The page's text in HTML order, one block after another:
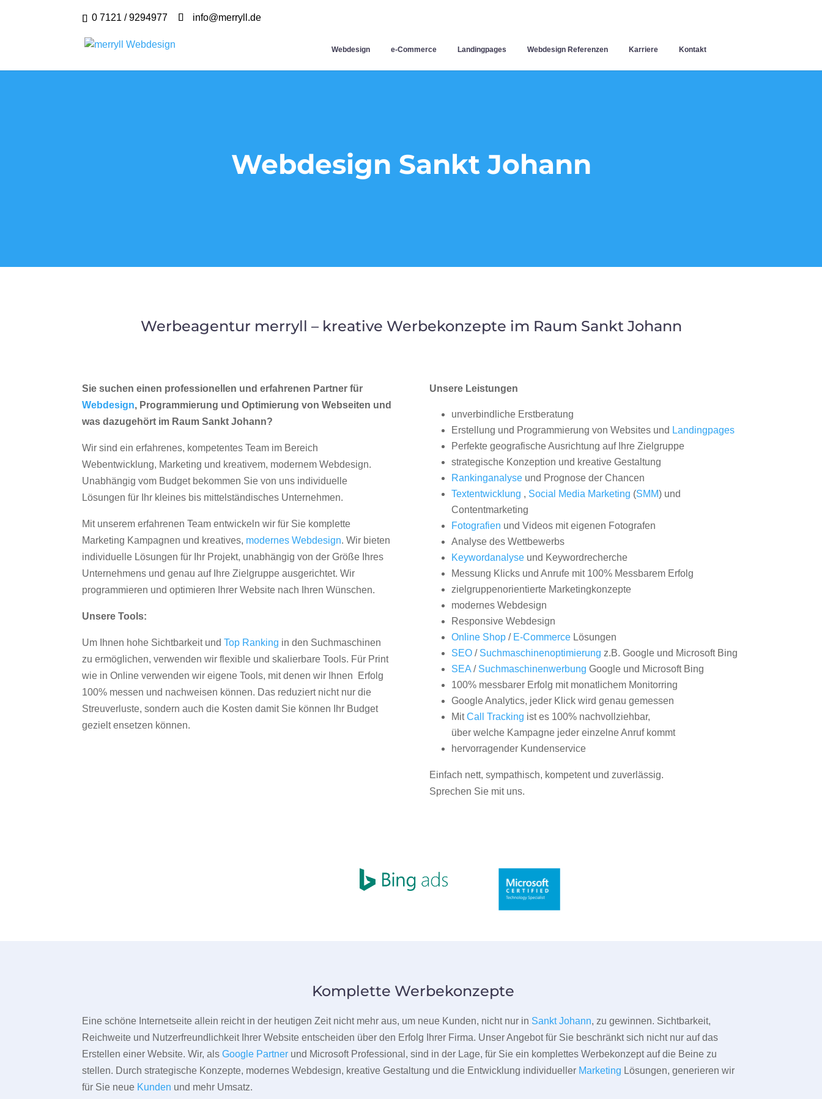
0 7121 / 9294977 info@merryll.de
Webdesign e-Commerce Landingpages Webdesign Referenzen Karriere Kontakt
Webdesign Sankt Johann
Werbeagentur merryll – kreative Werbekonzepte im Raum Sankt Johann
Sie suchen einen professionellen und erfahrenen Partner für
Webdesign, Programmierung und Optimierung von Webseiten und
was dazugehört im Raum Sankt Johann?
Wir sind ein erfahrenes, kompetentes Team im Bereich
Webentwicklung, Marketing und kreativem, modernem Webdesign.
Unabhängig vom Budget bekommen Sie von uns individuelle
Lösungen für Ihr kleines bis mittelständisches Unternehmen.
Mit unserem erfahrenen Team entwickeln wir für Sie komplette
Marketing Kampagnen und kreatives, modernes Webdesign. Wir bieten
individuelle Lösungen für Ihr Projekt, unabhängig von der Größe Ihres
Unternehmens und genau auf Ihre Zielgruppe ausgerichtet. Wir
programmieren und optimieren Ihrer Website nach Ihren Wünschen.
Unsere Tools:
Um Ihnen hohe Sichtbarkeit undTop Ranking in den Suchmaschinen
zu ermöglichen, verwenden wir flexible und skalierbare Tools. Für Print
wie in Online verwenden wir eigene Tools, mit denen wir Ihnen Erfolg
100% messen und nachweisen können. Das reduziert nicht nur die
Streuverluste, sondern auch die Kosten damit Sie können Ihr Budget
gezielt ensetzen können.
Unsere Leistungen
unverbindliche Erstberatung
Erstellung und Programmierung von Websites und Landingpages
Perfekte geografische Ausrichtung auf Ihre Zielgruppe
strategische Konzeption und kreative Gestaltung
Rankinganalyseund Prognose der Chancen
Textentwicklung , Social Media Marketing (SMM) und
Contentmarketing
Fotografien und Videos mit eigenen Fotografen
Analyse des Wettbewerbs
Keywordanalyseund Keywordrecherche
Messung Klicks und Anrufe mit 100% Messbarem Erfolg
zielgruppenorientierte Marketingkonzepte
modernes Webdesign
Responsive Webdesign
Online Shop/ E-CommerceLösungen
SEO/ Suchmaschinenoptimierung z.B. Google und Microsoft Bing
SEA/ Suchmaschinenwerbung Google und Microsoft Bing
100% messbarer Erfolg mit monatlichem Monitorring
Google Analytics, jeder Klick wird genau gemessen
MitCall Tracking ist es 100% nachvollziehbar,
über welche Kampagne jeder einzelne Anruf kommt
hervorragender Kundenservice
Einfach nett, sympathisch, kompetent und zuverlässig.
Sprechen Sie mit uns.
Komplette Werbekonzepte
Eine schöne Internetseite allein reicht in der heutigen Zeit nicht mehr aus, um neue Kunden, nicht nur in Sankt Johann, zu gewinnen. Sichtbarkeit,
Reichweite und Nutzerfreundlichkeit Ihrer Website entscheiden über den Erfolg Ihrer Firma. Unser Angebot für Sie beschränkt sich nicht nur auf das
Erstellen einer Website. Wir, alsGoogle Partner und Microsoft Professional, sind in der Lage, für Sie ein komplettes Werbekonzept auf die Beine zu
stellen. Durch strategische Konzepte, modernes Webdesign, kreative Gestaltung und die Entwicklung individueller Marketing Lösungen, generieren wir
für Sie neue Kunden und mehr Umsatz.